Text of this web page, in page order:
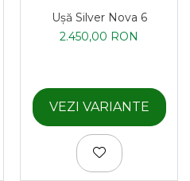
Ușă Silver Nova 6
2.450,00 RON
VEZI VARIANTE